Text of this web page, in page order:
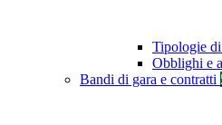
Tipologie
Obblighi e
Bandi di gara e contratti